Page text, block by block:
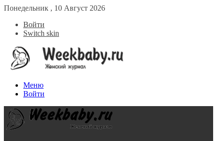
Понедельник , 10 Август 2026
Войти
Switch skin
Меню
Войти